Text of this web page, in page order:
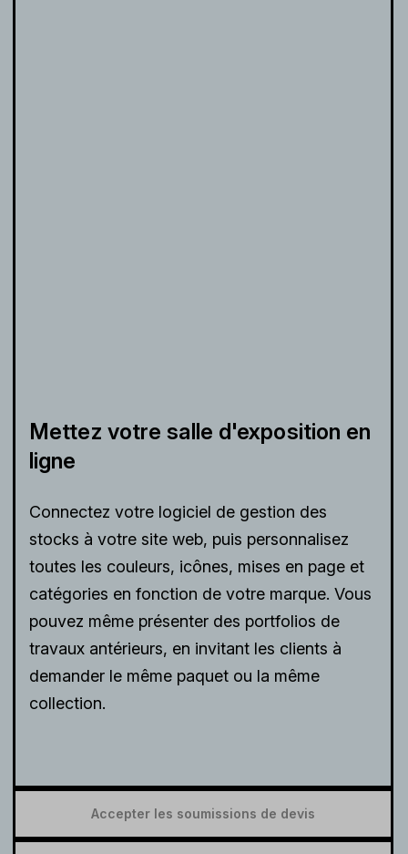
Mettez votre salle d'exposition en
ligne
Connectez votre logiciel de gestion des
stocks à votre site web, puis personnalisez
toutes les couleurs, icônes, mises en page et
catégories en fonction de votre marque. Vous
pouvez même présenter des portfolios de
travaux antérieurs, en invitant les clients à
demander le même paquet ou la même
collection.
Accepter les soumissions de devis